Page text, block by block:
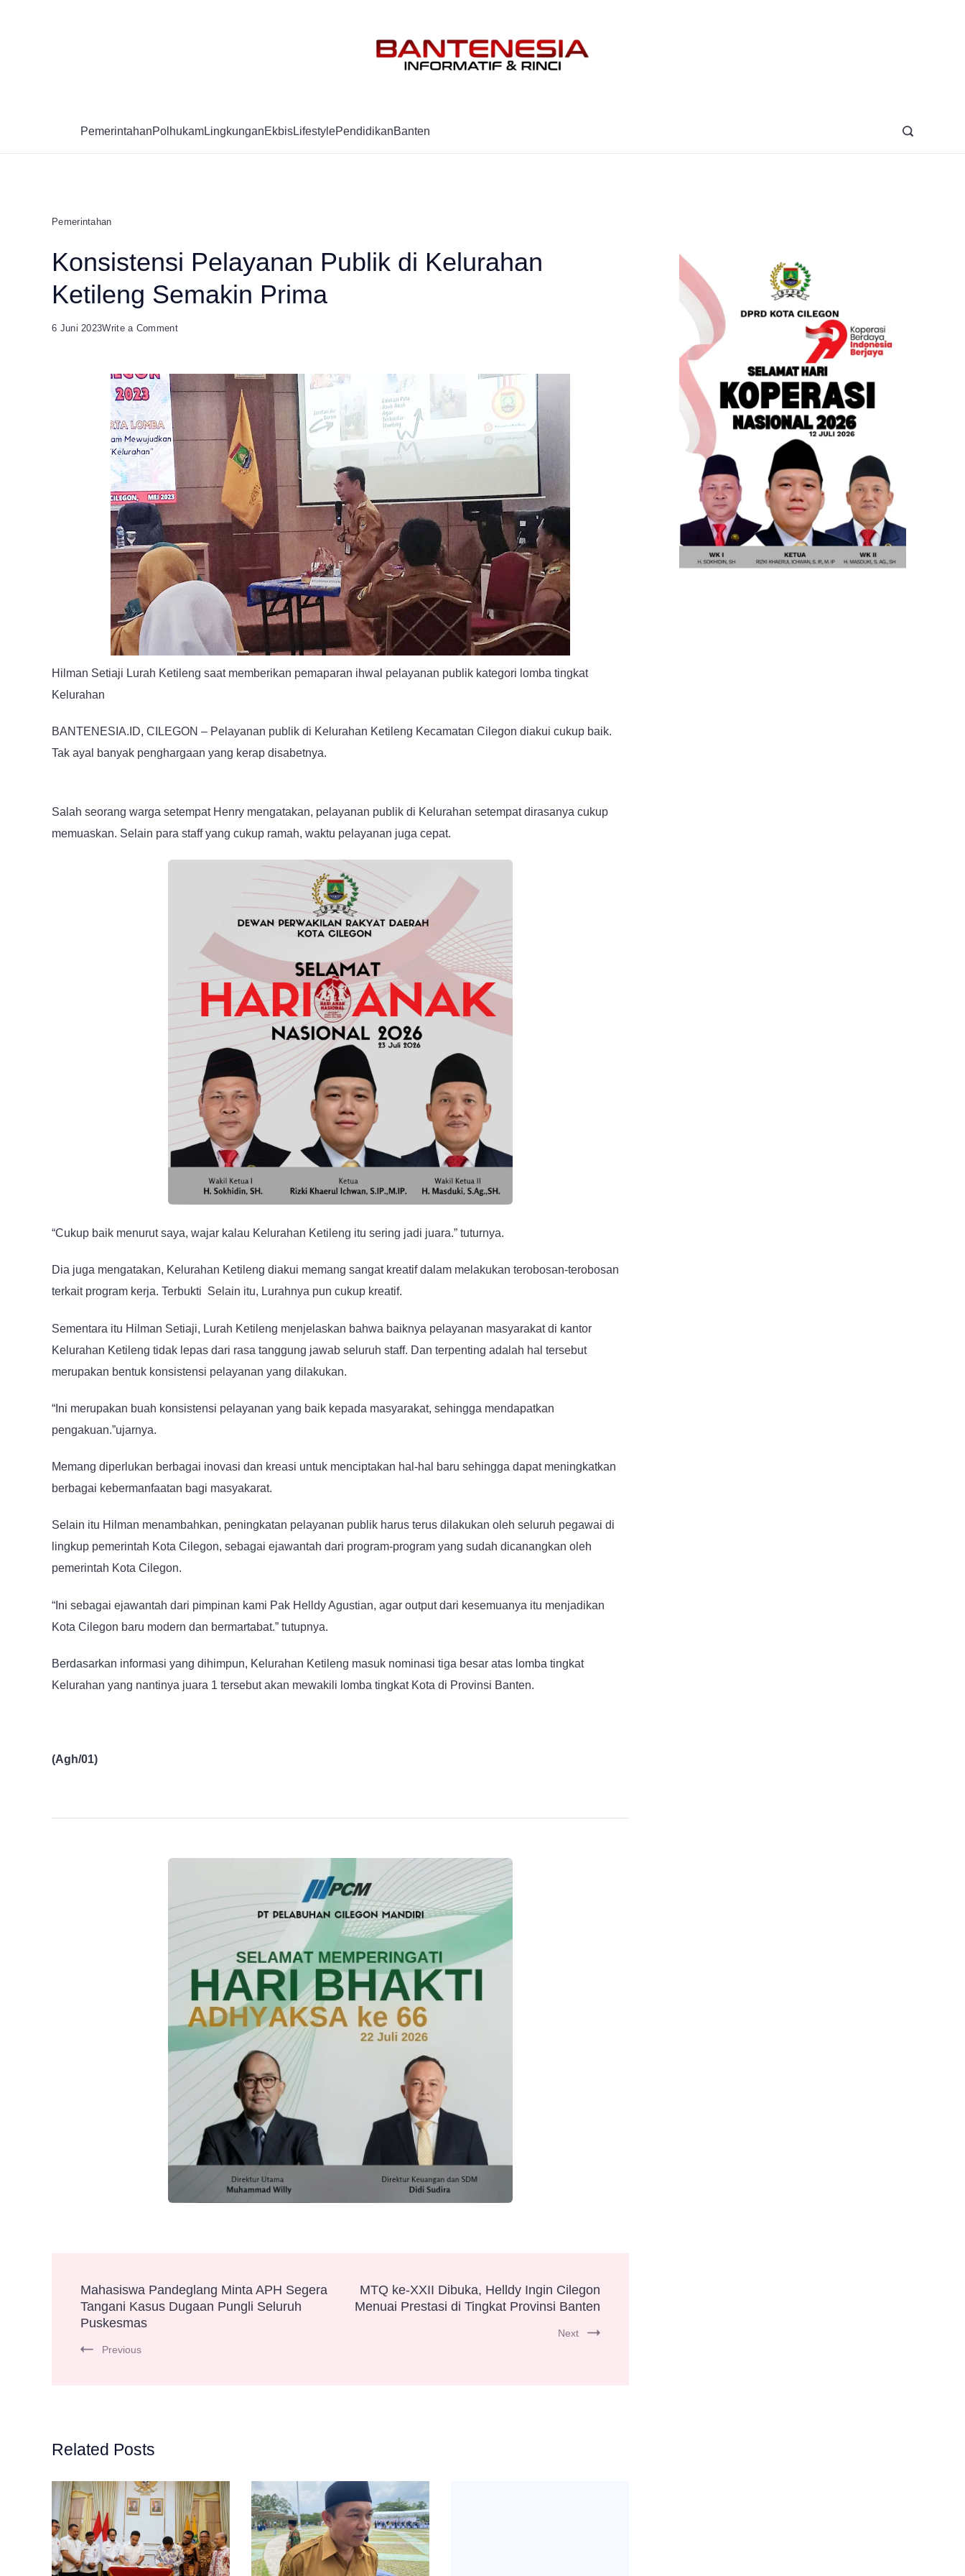
PemerintahanPolhukamLingkunganEkbisLifestylePendidikanBanten
Pemerintahan
Konsistensi Pelayanan Publik di Kelurahan
Ketileng Semakin Prima
6 Juni 2023Write a Commenton
Publik
Semakin
Hilman Setiaji Lurah Ketileng saat memberikan pemaparan ihwal pelayanan publik kategori lomba tingkat
Kelurahan
BANTENESIA.ID, CILEGON – Pelayanan publik di Kelurahan Ketileng Kecamatan Cilegon diakui cukup baik.
Tak ayal banyak penghargaan yang kerap disabetnya.
Salah seorang warga setempat Henry mengatakan, pelayanan publik di Kelurahan setempat dirasanya cukup
memuaskan. Selain para staff yang cukup ramah, waktu pelayanan juga cepat.
“Cukup baik menurut saya, wajar kalau Kelurahan Ketileng itu sering jadi juara.” tuturnya.
Dia juga mengatakan, Kelurahan Ketileng diakui memang sangat kreatif dalam melakukan terobosan-terobosan
terkait program kerja. Terbukti Selain itu, Lurahnya pun cukup kreatif.
Sementara itu Hilman Setiaji, Lurah Ketileng menjelaskan bahwa baiknya pelayanan masyarakat di kantor
Kelurahan Ketileng tidak lepas dari rasa tanggung jawab seluruh staff. Dan terpenting adalah hal tersebut
merupakan bentuk konsistensi pelayanan yang dilakukan.
“Ini merupakan buah konsistensi pelayanan yang baik kepada masyarakat, sehingga mendapatkan
pengakuan.”ujarnya.
Memang diperlukan berbagai inovasi dan kreasi untuk menciptakan hal-hal baru sehingga dapat meningkatkan
berbagai kebermanfaatan bagi masyakarat.
Selain itu Hilman menambahkan, peningkatan pelayanan publik harus terus dilakukan oleh seluruh pegawai di
lingkup pemerintah Kota Cilegon, sebagai ejawantah dari program-program yang sudah dicanangkan oleh
pemerintah Kota Cilegon.
“Ini sebagai ejawantah dari pimpinan kami Pak Helldy Agustian, agar output dari kesemuanya itu menjadikan
Kota Cilegon baru modern dan bermartabat.” tutupnya.
Berdasarkan informasi yang dihimpun, Kelurahan Ketileng masuk nominasi tiga besar atas lomba tingkat
Kelurahan yang nantinya juara 1 tersebut akan mewakili lomba tingkat Kota di Provinsi Banten.
(Agh/01)
Navigation
Mahasiswa Pandeglang Minta APH Segera
Tangani Kasus Dugaan Pungli Seluruh
Puskesmas
Previous
MTQ ke-XXII Dibuka, Helldy Ingin Cilegon
Menuai Prestasi di Tingkat Provinsi Banten
Next
Related Posts